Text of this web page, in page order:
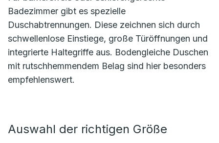
Badezimmer gibt es spezielle
Duschabtrennungen. Diese zeichnen sich durch
schwellenlose Einstiege, große Türöffnungen und
integrierte Haltegriffe aus. Bodengleiche Duschen
mit rutschhemmendem Belag sind hier besonders
empfehlenswert.
Auswahl der richtigen Größe